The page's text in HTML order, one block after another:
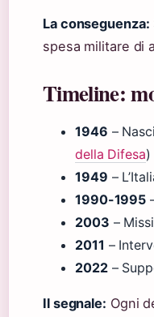
La conseguenza:
spesa militare di
Timeline:
1946 –
della Difesa)
1949 –
1990-1995
2003 –
2011 –
2022–
Il segnale: Ogni